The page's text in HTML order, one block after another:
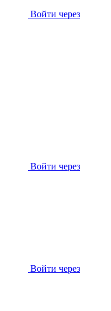
Войти через
Войти через
Войти через